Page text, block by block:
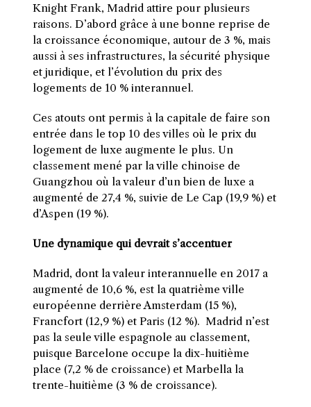
Knight Frank, Madrid attire pour plusieurs
raisons. D’abord grâce à une bonne reprise de
la croissance économique, autour de 3 %, mais
aussi à ses infrastructures, la sécurité physique
et juridique, et l’évolution du prix des
logements de 10 % interannuel.
Ces atouts ont permis à la capitale de faire son
entrée dans le top 10 des villes où le prix du
logement de luxe augmente le plus. Un
classement mené par la ville chinoise de
Guangzhou où la valeur d’un bien de luxe a
augmenté de 27,4 %, suivie de Le Cap (19,9 %) et
d’Aspen (19 %).
Une dynamique qui devrait s’accentuer
Madrid, dont la valeur interannuelle en 2017 a
augmenté de 10,6 %, est la quatrième ville
européenne derrière Amsterdam (15 %),
Francfort (12,9 %) et Paris (12 %). Madrid n’est
pas la seule ville espagnole au classement,
puisque Barcelone occupe la dix-huitième
place (7,2 % de croissance) et Marbella la
trente-huitième (3 % de croissance).